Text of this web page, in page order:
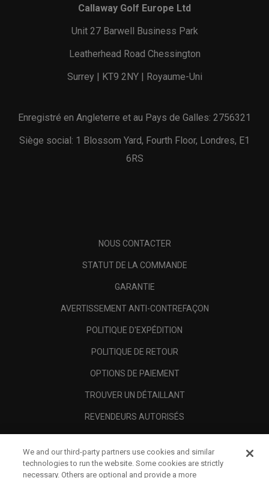
Callaway Golf Europe Ltd
Unit 27 Barwell Business Park
Leatherhead Road Chessington
Surrey | KT9 2NY | Royaume-Uni
Enregistré en Angleterre et au Pays de Galles: 2756321
Siège social: 1 Blossom Yard, Fourth Floor, Londres, E1
6RS
NOUS CONTACTER
STATUT DE LA COMMANDE
GARANTIE
AVERTISSEMENT ANTI-CONTREFAÇON
POLITIQUE D'EXPÉDITION
POLITIQUE DE RETOUR
OPTIONS DE PAIEMENT
TROUVER UN DÉTAILLANT
REVENDEURS AUTORISÉS
A PROPOS
We and our third-party partners use cookies and similar
technologies to run the website. Some cookies are strictly
necessary. Others are optional and provide a more